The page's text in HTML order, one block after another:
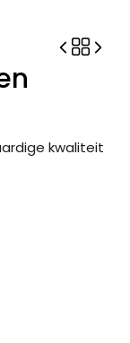
kwaliteit